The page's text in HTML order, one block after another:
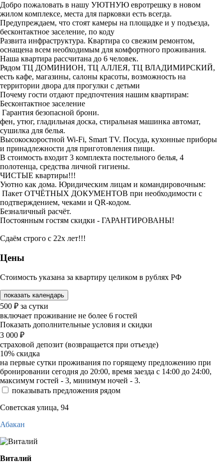
Добро пожаловать в нашу УЮТНУЮ евротрешку в новом
жилом комплексе, места для парковки есть всегда.
Предупреждаем, что стоят камеры на площадке и у подъезда,
бесконтактное заселение, по коду
Развита инфраструктура. Квартира со свежим ремонтом,
оснащена всем необходимым для комфортного проживания.
Наша квартира рассчитана до 6 человек.
Рядом ТЦ ДОМИНИОН, ТЦ АЛЛЕЯ, ТЦ ВЛАДИМИРСКИЙ,
есть кафе, магазины, салоны красоты, возможность на
территории двора для прогулки с детьми
Почему гости отдают предпочтения нашим квартирам:
Бесконтактное заселение
Гарантия безопасной брони.
фен, утюг, гладильная доска, стиральная машинка автомат,
сушилка для белья.
Высокоскоростной Wi-Fi, Smart TV. Посуда, кухонные приборы
и принадлежности для приготовления пищи.
В стоимость входит 3 комплекта постельного белья, 4
полотенца, средства личной гигиены.
ЧИСТЫЕ квартиры!!!
Уютно как дома. Юридическим лицам и командировочным:
Пакет ОТЧЁТНЫХ ДОКУМЕНТОВ при необходимости с
подтверждением, чеками и QR-кодом.
Безналичный расчёт.
Постоянным гостям скидки - ГАРАНТИРОВАНЫ!
Сдаём строго с 22х лет!!!
Цены
Стоимость указана за квартиру целиком в рублях РФ
показать календарь
500 ₽ за сутки
включает проживание не более 6 гостей
Показать дополнительные условия и скидки
3 000 ₽
страховой депозит (возвращается при отъезде)
10% скидка
на первые сутки проживания по горящему предложению при
бронировании сегодня до 20:00, время заезда с 14:00 до 24:00,
максимум гостей - 3, минимум ночей - 3.
показывать предложения рядом
Советская улица, 94
Абакан
Виталий